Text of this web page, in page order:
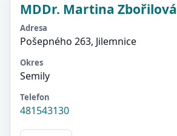
MDDr. Martina Zbořilová
Adresa
Pošepného 263, Jilemnice
Okres
Semily
Telefon
481543130